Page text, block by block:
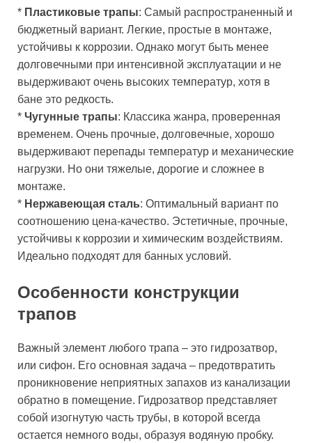
* Пластиковые трапы: Самый распространенный и
бюджетный вариант. Легкие, простые в монтаже,
устойчивы к коррозии. Однако могут быть менее
долговечными при интенсивной эксплуатации и не
выдерживают очень высоких температур, хотя в
бане это редкость.
* Чугунные трапы: Классика жанра, проверенная
временем. Очень прочные, долговечные, хорошо
выдерживают перепады температур и механические
нагрузки. Но они тяжелые, дорогие и сложнее в
монтаже.
* Нержавеющая сталь: Оптимальный вариант по
соотношению цена-качество. Эстетичные, прочные,
устойчивы к коррозии и химическим воздействиям.
Идеально подходят для банных условий.
Особенности конструкции
трапов
Важный элемент любого трапа – это гидрозатвор,
или сифон. Его основная задача – предотвратить
проникновение неприятных запахов из канализации
обратно в помещение. Гидрозатвор представляет
собой изогнутую часть трубы, в которой всегда
остается немного воды, образуя водяную пробку.